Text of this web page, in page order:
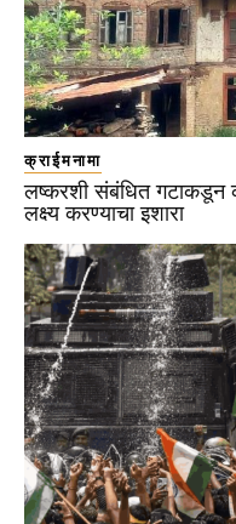
क्राईमनामा
लष्करशी संबंधित गटाकडून
लक्ष्य करण्याचा इशारा